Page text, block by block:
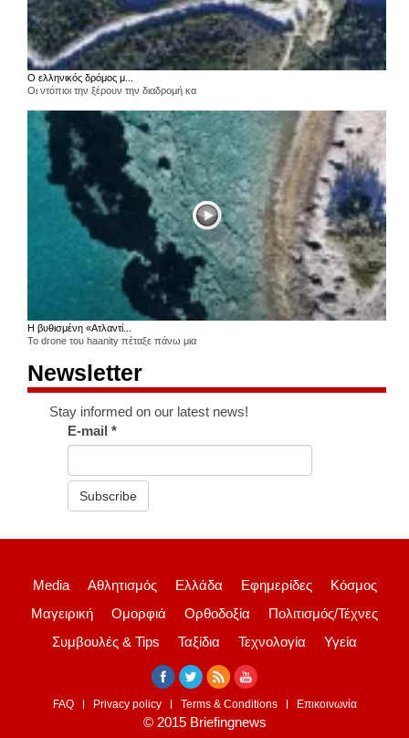
Ο ελληνικός δρόμος μ...
Οι ντόπιοι την ξέρουν την διαδρομή κα
Η βυθισμένη «Ατλαντί...
Το drone του haanity πέταξε πάνω μια
Newsletter
Stay informed on our latest news!
E-mail*
Subscribe
Media Αθλητισμός Ελλάδα Εφημερίδες
Κόσμος
Μαγειρική
Ομορφιά Ορθοδοξία
Πολιτισμός/Τέχνες
Συμβουλές & Tips
Ταξίδια Τεχνολογία Υγεία
FAQ Privacy policy Terms & Conditions Επικοινωνία
© 2015 Briefingnews